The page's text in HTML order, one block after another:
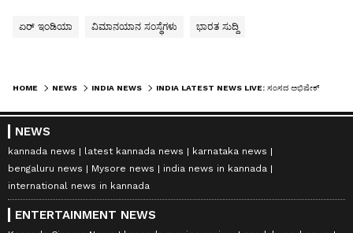
ಏರ್ ಇಂಡಿಯಾ ವಿಮಾನಯಾನ ಸಂಸ್ಥೆಗಳು ಭಾರತ ಸುದ್ದಿ
HOME NEWS INDIA NEWS
NEWS
kannada news latest kannada news
karnataka news
bengaluru news
Mysore news
india news in kannada
international news in kannada
ENTERTAINMENT NEWS